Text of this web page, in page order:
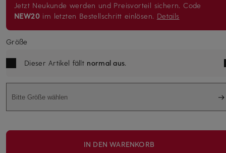
Jetzt Neukunde werden und Preisvorteil sichern. Code
NEW20 im letzten Bestellschritt einlösen. Details
Größe
Dieser Artikel fällt normal aus.
Bitte Größe wählen
IN DEN WARENKORB